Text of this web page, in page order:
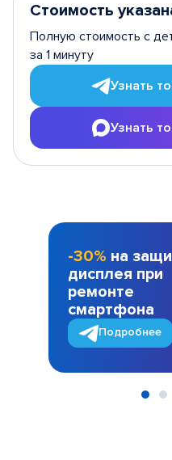
Стоимость
Полную стоимость с
за 1 минуту
Узнать
Узнать
-30% на
дисплея при
ремонте
смартфона
Подробнее